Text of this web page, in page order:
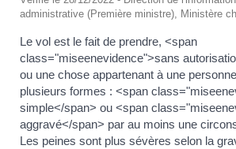
administrative (Première ministre), Ministère
Le vol est le fait de prendre, <span
class="miseenevidence">sans
ou une chose appartenant à une
plusieurs formes : <span
simple</span> ou <span
aggravé</span> par au moins une
Les peines sont plus sévères selon la